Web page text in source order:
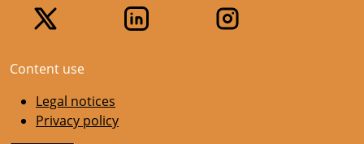
Content use
Legal notices
Privacy policy